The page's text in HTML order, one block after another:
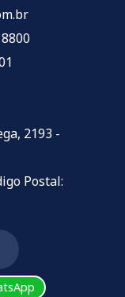
2193 -
Postal: